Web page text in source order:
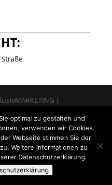
|
optimal zu gestalten und
verwenden wir Cookies.
Webseite stimmen Sie der
Weitere Informationen zu
Datenschutzerklärung.